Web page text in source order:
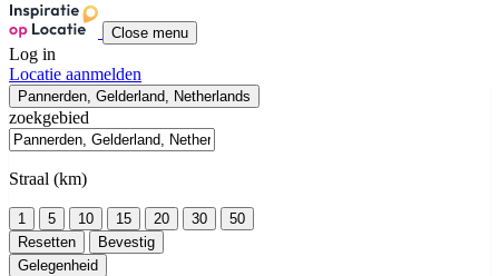
Close menu
Log in
Locatie aanmelden
Pannerden, Gelderland, Netherlands
zoekgebied
Straal (km)
1 5 10 15 20 30
50
Resetten
Bevestig
Gelegenheid